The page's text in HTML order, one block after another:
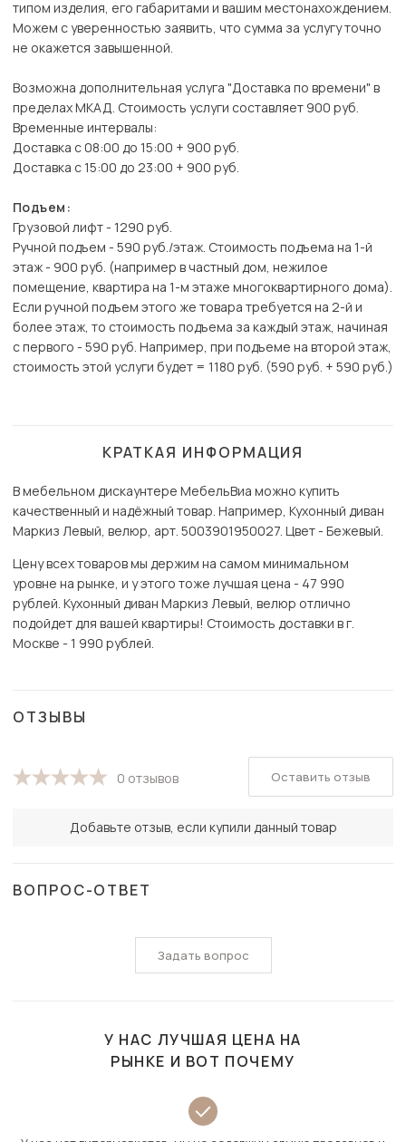
типом изделия, его габаритами и вашим местонахождением.
Можем с уверенностью заявить, что сумма за услугу точно
не окажется завышенной.
Возможна дополнительная услуга "Доставка по времени" в
пределах МКАД. Стоимость услуги составляет 900 руб.
Временные интервалы:
Доставка с 08:00 до 15:00 + 900 руб.
Доставка с 15:00 до 23:00 + 900 руб.
Подъем:
Грузовой лифт - 1290 руб.
Ручной подъем - 590 руб./этаж. Стоимость подъема на 1-й
этаж - 900 руб. (например в частный дом, нежилое
помещение, квартира на 1-м этаже многоквартирного дома).
Если ручной подъем этого же товара требуется на 2-й и
более этаж, то стоимость подъема за каждый этаж, начиная
с первого - 590 руб. Например, при подъеме на второй этаж,
стоимость этой услуги будет = 1180 руб. (590 руб. + 590 руб.)
КРАТКАЯ ИНФОРМАЦИЯ
В мебельном дискаунтере МебельВиа можно купить
качественный и надёжный товар. Например, Кухонный диван
Маркиз Левый, велюр, арт. 5003901950027. Цвет - Бежевый.
Цену всех товаров мы держим на самом минимальном
уровне на рынке, и у этого тоже лучшая цена - 47 990
рублей. Кухонный диван Маркиз Левый, велюр отлично
подойдет для вашей квартиры! Стоимость доставки в г.
Москве - 1 990 рублей.
ОТЗЫВЫ
0 отзывов
Добавьте отзыв, если купили данный товар
Оставить отзыв
ВОПРОС-ОТВЕТ
Задать вопрос
У НАС ЛУЧШАЯ ЦЕНА НА
РЫНКЕ И ВОТ ПОЧЕМУ